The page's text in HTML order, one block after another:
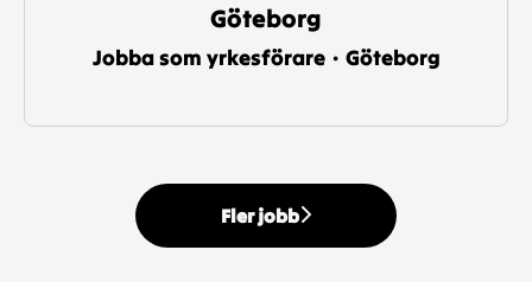
Göteborg
Jobba som yrkesförare · Göteborg
Fler jobb